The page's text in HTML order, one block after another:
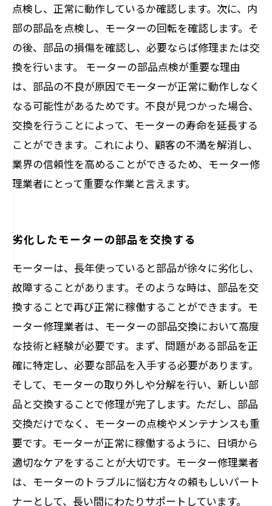
点検し、正常に動作しているか確認します。次に、内
部の部品を点検し、モーターの回転を確認します。そ
の後、部品の損傷を確認し、必要ならば修理または交
換を行います。 モーターの部品点検が重要な理由
は、部品の不良が原因でモーターが正常に動作しなく
なる可能性があるためです。不良が見つかった場合、
交換を行うことによって、モーターの寿命を延長する
ことができます。これにより、顧客の不満を解消し、
業界の信頼性を高めることができるため、モーター修
理業者にとって重要な作業と言えます。
劣化したモーターの部品を交換する
モーターは、長年使っていると部品が徐々に劣化し、
故障することがあります。そのような時は、部品を交
換することで再び正常に稼働することができます。モ
ーター修理業者は、モーターの部品交換において高度
な技術と経験が必要です。まず、問題がある部品を正
確に特定し、必要な部品を入手する必要があります。
そして、モーターの取り外しや分解を行い、新しい部
品と交換することで修理が完了します。ただし、部品
交換だけでなく、モーターの点検やメンテナンスも重
要です。モーターが正常に稼働するように、日頃から
適切なケアをすることが大切です。モーター修理業者
は、モーターのトラブルに悩む方々の頼もしいパート
ナーとして、長い間にわたりサポートしています。